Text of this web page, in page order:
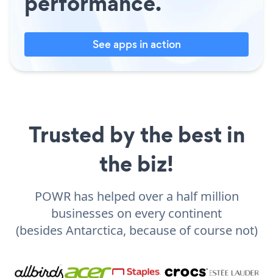
See apps in action
Trusted by the best in
the biz!
POWR has helped over a half million
businesses on every continent
(besides Antarctica, because of course not)